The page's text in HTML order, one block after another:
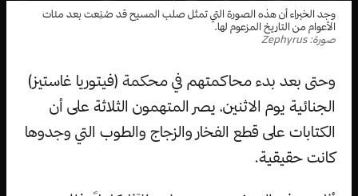
وجد الخبراء أن هذه الصورة التي تمثل صلب المسيح قد صُنِعت بعد مئات
الأعوام من التاريخ المزعوم لها.
صورة: Zephyrus
وحتى بعد بدء محاكمتهم في محكمة (فيتوريا غاستيز)
الجنائية يوم الاثنين، يصر المتهمون الثلاثة على أن
الكتابات على قطع الفخار والزجاج والطوب التي وجدوها
كانت حقيقية.